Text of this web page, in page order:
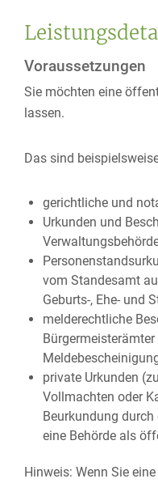
Voraussetzungen
Sie möchten eine
lassen.
Das sind
gerichtliche und
Urkunden und
vom Standesamt
Geburts-, Ehe- und
melderechtliche
private Urkunden
Vollmachten oder
Beurkundung durch
eine Behörde als
Hinweis: Wenn Sie